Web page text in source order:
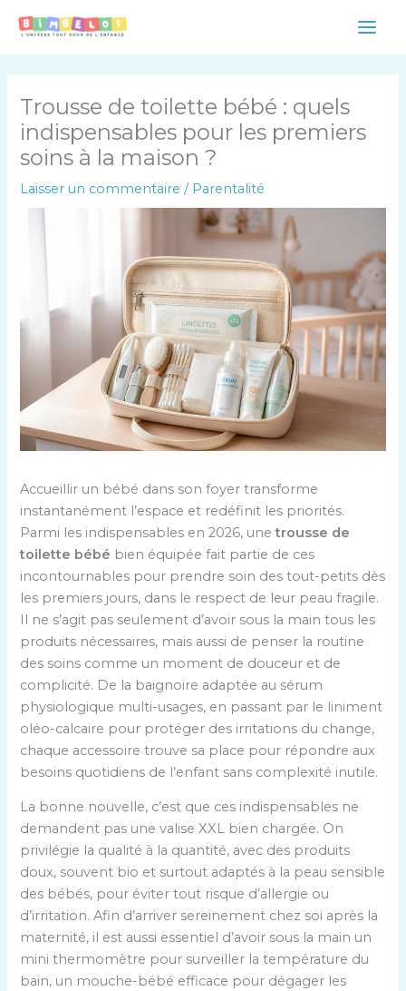
Main
Trousse de toilette bébé : quels
indispensables pour les premiers
soins à la maison ?
Laisser un commentaire / Parentalité
Accueillir un bébé dans son foyer transforme
instantanément l’espace et redéfinit les priorités.
Parmi les indispensables en 2026, unetrousse de
toilette bébé bien équipée fait partie de ces
incontournables pour prendre soin des tout-petits dès
les premiers jours, dans le respect de leur peau fragile.
Il ne s’agit pas seulement d’avoir sous la main tous les
produits nécessaires, mais aussi de penser la routine
des soins comme un moment de douceur et de
complicité. De la baignoire adaptée au sérum
physiologique multi-usages, en passant par le liniment
oléo-calcaire pour protéger des irritations du change,
chaque accessoire trouve sa place pour répondre aux
besoins quotidiens de l’enfant sans complexité inutile.
La bonne nouvelle, c’est que ces indispensables ne
demandent pas une valise XXL bien chargée. On
privilégie la qualité à la quantité, avec des produits
doux, souvent bio et surtout adaptés à la peau sensible
des bébés, pour éviter tout risque d’allergie ou
d’irritation. Afin d’arriver sereinement chez soi après la
maternité, il est aussi essentiel d’avoir sous la main un
mini thermomètre pour surveiller la température du
bain, un mouche-bébé efficace pour dégager les